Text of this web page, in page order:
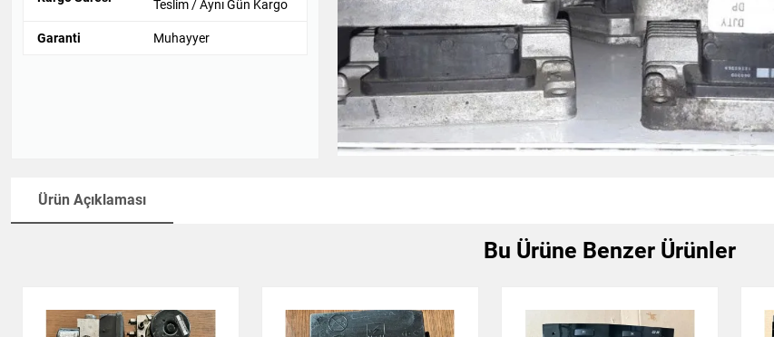
Teslim / Aynı Gün Kargo
Garanti Muhayyer
Ürün Açıklaması
Bu Ürüne Benzer Ürünler